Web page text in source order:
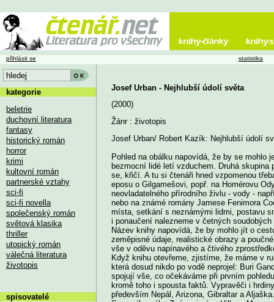
Josef Urban - Nejhlubší údolí světa
(2000)
Žánr : životopis
Josef Urban/ Robert Kazík: Nejhlubší údolí
Pohled na obálku napovídá, že by se mohlo
bezmocní lidé letí vzduchem. Druhá
se, křičí. A tu si čtenáři hned vzpomenou
eposu o Gilgamešovi, popř. na Homérovu
neovladatelného přírodního živlu - vody -
nebo na známé romány Jamese Fenimora
místa, setkání s neznámými lidmi, postavu
i ponaučení nalezneme v četných
Název knihy napovídá, že by mohlo jít o
zeměpisné údaje, realistické obrazy a
vše v oděvu napínavého a čtivého
Když knihu otevřeme, zjistíme, že máme v
která dosud nikdo po vodě neprojel: Buri
spojují vše, co očekáváme při prvním
kromě toho i spousta faktů. Vypravěči i
především Nepál, Arizona, Gibraltar a
přihlásit se statistika
kategorie
beletrie
duchovní literatura
fantasy
historický román
horror
krimi
kultovní román
partnerské vztahy
sci-fi
sci-fi novella
společenský román
světová klasika
thriller
utopický román
válečná literatura
životopis
spisovatelé